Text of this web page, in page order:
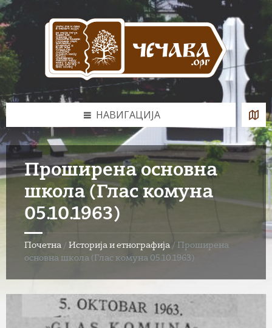
Skip
to
content
Skip
to
left
sidebar
Skip
to
footer
НАВИГАЦИЈА
Проширена основна
школа (Глас комуна
05.10.1963)
Почетна / Историја и етнографија / Проширена
основна школа (Глас комуна 05.10.1963)